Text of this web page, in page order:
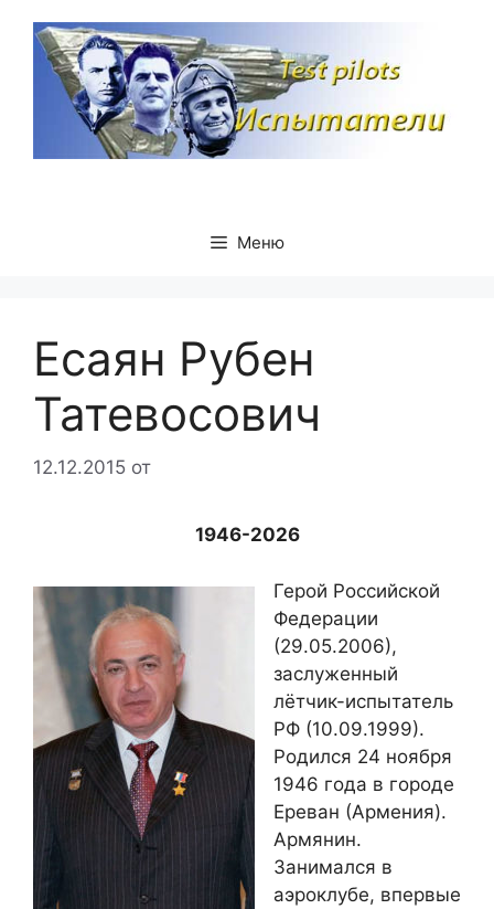
содержимому
Меню
Есаян Рубен
Татевосович
12.12.2015 от
1946-2026
Герой Российской
Федерации
(29.05.2006),
заслуженный
лётчик-испытатель
РФ (10.09.1999).
Родился 24 ноября
1946 года в городе
Ереван (Армения).
Армянин.
Занимался в
аэроклубе, впервые